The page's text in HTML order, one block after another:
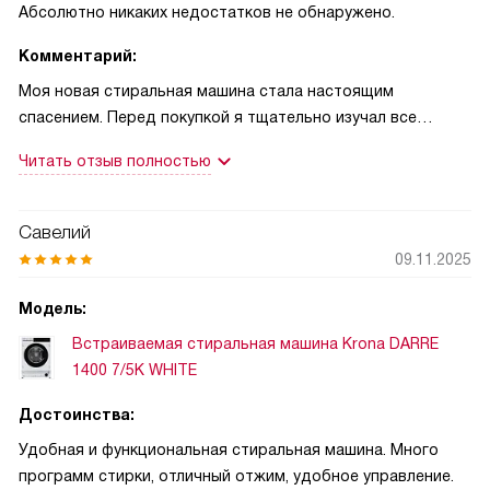
Абсолютно никаких недостатков не обнаружено.
Комментарий:
Моя новая стиральная машина стала настоящим
спасением. Перед покупкой я тщательно изучал все
сочетала в себе функциональность,
своем выборе.
программ стирки. Быстрая стирка в 15 минут,
это в одной машине. Это очень удобно, когда в доме есть
дети и нужно быстро и качественно постирать их вещи.
которая позволяет запланировать стирку на удобное для
меня время. А благодаря индикации времени стирки, я
Читать отзыв полностью
Савелий
09.11.2025
Модель:
Встраиваемая стиральная машина Krona DARRE
1400 7/5K WHITE
Достоинства:
Удобная и функциональная стиральная машина. Много
программ стирки, отличный отжим, удобное управление.